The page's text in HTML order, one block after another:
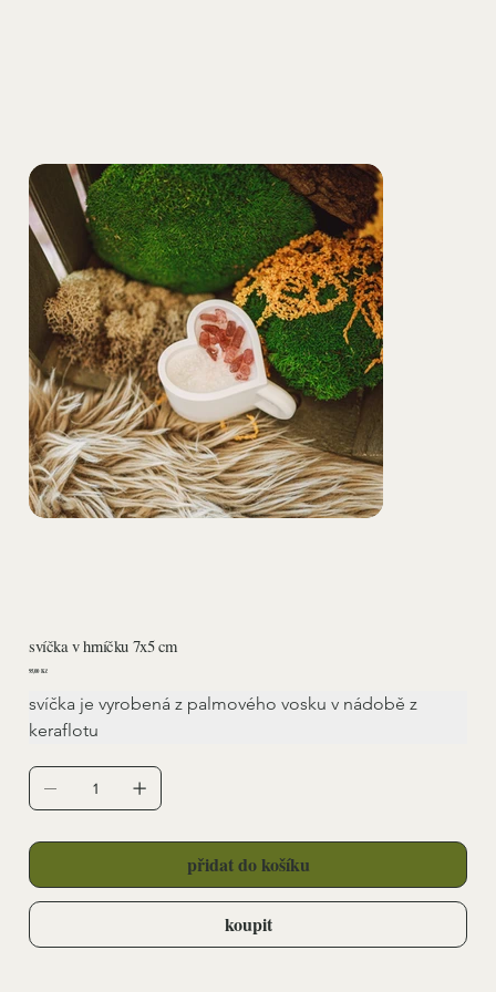
svíčka v hrníčku 7x5 cm
Cena
95,00 Kč
svíčka je vyrobená z palmového vosku v nádobě z
keraflotu
přidat do košíku
koupit